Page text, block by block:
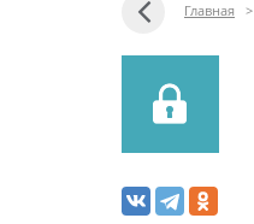
Главная >